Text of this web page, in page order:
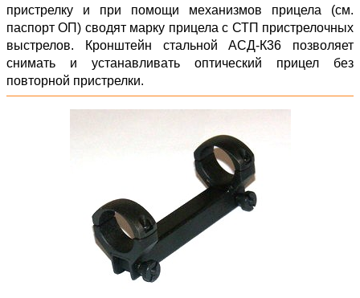
пристрелку и при помощи механизмов прицела (см.
паспорт ОП) сводят марку прицела с СТП пристрелочных
выстрелов. Кронштейн стальной АСД-К36 позволяет
снимать и устанавливать оптический прицел без
повторной пристрелки.